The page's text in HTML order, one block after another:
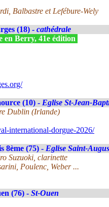
Balbastre et Lefébure-Wely
(18) - cathédrale
en Berry, 41e édition
(10) - Eglise St-Jean-
Dublin (Irlande)
international-dorgue-2026/
8ème (75) - Eglise Saint-
Suzuoki, clarinette
Poulenc, Weber ...
(76) - St-Ouen